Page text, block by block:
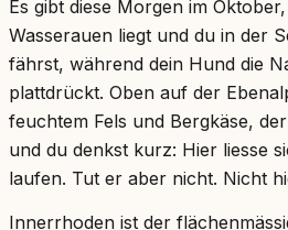
Es gibt diese Morgen im
Wasserauen liegt und du in der
fährst, während dein Hund die
plattdrückt. Oben auf der
feuchtem Fels und Bergkäse,
und du denkst kurz: Hier liesse
laufen. Tut er aber nicht. Nicht
Innerrhoden ist der